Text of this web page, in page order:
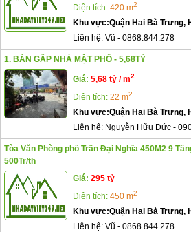
Diện tích: 420 m2
Khu vực:Quận Hai Bà Trưng,
Liên hệ: Vũ - 0868.844.278
1. BÁN GẤP NHÀ MẶT PHỐ - 5,68TỶ
Giá: 5,68 tỷ / m2
Diện tích: 22 m2
Khu vực:Quận Hai Bà Trưng,
Liên hệ: Nguyễn Hữu Đức -
Tòa Văn Phòng phố Trần Đại Nghĩa 450M2 9
500Tr/th
Giá: 295 tỷ
Diện tích: 450 m2
Khu vực:Quận Hai Bà Trưng,
Liên hệ: Vũ - 0868.844.278